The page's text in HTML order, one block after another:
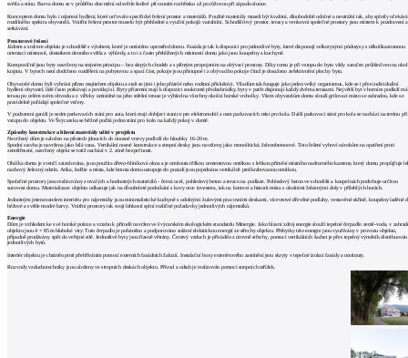
světla a stínu. Barva domu se v průběhu dne mění od světle šedivé při ranním rozbřesku až po růžovou při západu slunce.
Konceptem domu bylo i nájemní bydlení, které určovalo specifické řešení prostor a materiálů. Použité materiály museli být kvalitní, dlouhodobě odolné a neutrální tak, aby splnily
rozdílného spektra obyvatelů. Vnitřní řešení prostor muselo být přehledné a využití pokojů variabilní. Schodišťový prostor, terasy a venkovní společné prostory jsou místem k pozdravení a
setkávání.
Prostorové řešení
Jádrem a srdcem objektu je schodiště s výtahem, které je umístěno uprostřed domu. Fasáda je tak k dispozici pro jednotlivé byty, které disponují velkorysými půdorysy s několikastrannou
orientací místností, dostatkem denního světla a výhledy, a to i z často přehlížených místností domu jako jsou koupelny a kuchyně.
Kompozičně jsou byty navrženy na stejném principu – bez slepých chodeb a s přímým propojením na obývací prostory. Díky tomu je při vstupu do bytu vždy zaručen průhled ven na
krajinu. V bytech není dodrženo rozdělení na pobytovou a spací část, pokoje jsou přístupné i z obývacího pokoje čímž je dosaženo zefektivnění plochy bytu.
Obyvatelé domu byli vybráni přímo majitelem objektu a stali se jimi i jeho přátelé nebo rodinní příslušníci. Viladům tak funguje jako jeden velký organismus, kde se i přes individuální
bydlení obyvatel, lidé často potkávají a povídají si. Byty přízemní mají k dispozici soukromé předzahrádky, byty v patře disponují každý dvěma terasami. Největší byt v horním podlaží má
terasu po celém svém obvodu a z vířivky umístěné na jeho střešní terase je výhled na všechny okolní horské vrcholky. Všem obyvatelům domu slouží grilovací místo se zahradou, kde se
pravidelně pořádají společné večery.
V podzemní garáži je sedm parkovacích stání pro auta, která mají dobíjecí stanice pro elektromobil a osm parkovacích míst pro kola. Další parkovací stání pro kola se nachází na terénu při
vstupu do objektu. Ve Švýcarsku se běžně počítá jedno stání pro kolo na každý pokoj v domě.
Způsoby konstrukce a hlavní materiály užité v projektu
Navržený dům je založen na pilotech jdoucích do únosné vrstvy podloží do hloubky 16-20 m.
Spodní stavba je navržena jako bílá vana. Vertikální nosné konstrukce a stropní desky jsou navrženy jako monolitické, železobetonové. Toto řešení vyhoví nárokům na opatření proti
zemětřesení, navržený objekt se totiž nachází v 2. zóně bezpečnosti.
Obálka domu je zvenčí zaizolována, jsou použita dřevo-hliníková okna a je omítnuta těžkou cementovou omítkou s lehkou příměsí místního nadrceného kamene, který domu propůjčuje
nachový železný odstín. Atika, lodžie a místa, kde hmota domu ustupuje do pozadí jsou pojednána vertikálně proškrabovanou omítkou.
Společné prostory jsou realizovány z trvalých a hodnotných materiálů - černá ocel, pohledový beton a teraco na podlaze. Pohledový beton ve schodišti a koupelnách podtrhuje určitou
surovost domu. Materializace objektu odkazuje jak na dlouholeté podnikání s kovy otce investora, tak na kontext a historii místa s okolními železnými doly v přilehlých horách.
Jednotným jmenovatelem interiéru pro nájemníky jsou minimalistické kuchyně s odolnými žulovými pracovními deskami, vícevrstvé dřevěné podlahy, vestavěné skříně, koupelny laděné
béžové a světle modré barvy. Vnitřní prostory tak svoji lehkostí splní rozličné požadavky jednotlivých nájemníků.
Energie
Dům je vzhledem ke své horské poloze a vztahu k přírodě navržen ve švýcarském ekologickém standardu Minergie. Jako hlavní zdroj energie slouží tepelné čerpadlo země-voda, v
objektu jsou 4 × 85 m hluboké vrty. Toto čerpadlo je poháněno a podporováno solární elektrickou energií ze střechy objektu. Přebytky této energie jsou využívány v provozu objektu,
případně prodávány zpět do veřejné sítě. Jednotlivé byty jsou řízeně větrány. Čerstvý vzduch je přiváděn z úrovně střechy, pomocí vertikálních šachet je přes tepelný výměník distribuován
jednotlivých bytů.
Interiér objektu je chráněn proti přehříváním pomocí externích fasádních žaluzií. Instalační boxy exteriérového zastínění jsou skryty v tepelné izolaci fasády a omítnuty.
Rozvody vzduchotechniky jsou uloženy ve stropních deskách objektu. Přívod a odtah je realizován pomocí stropních mřížek.
architektů
Katalog
dodavatelů
Vložit
inzerát
do
burzy
práce
Newsletter
Přihlaste se k odběru našeho pravidelného
týdenního newsletteru:
Fill in „nospam“